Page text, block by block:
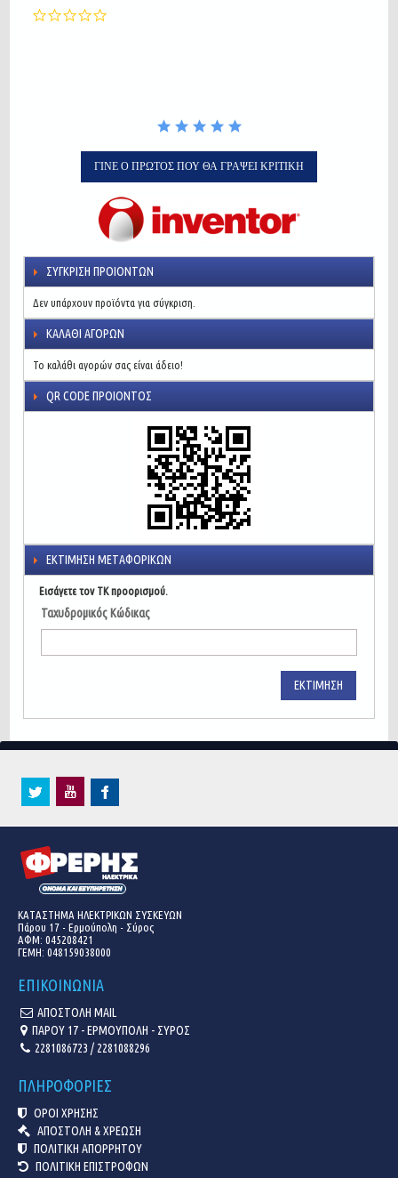
ΓΊΝΕ Ο ΠΡΏΤΟΣ ΠΟΥ ΘΑ ΓΡΆΨΕΙ ΚΡΙΤΙΚΉ
ΣΎΓΚΡΙΣΗ ΠΡΟΙΌΝΤΩΝ
Δεν υπάρχουν προϊόντα για σύγκριση.
ΚΑΛΆΘΙ ΑΓΟΡΏΝ
Το καλάθι αγορών σας είναι άδειο!
QR CODE ΠΡΟΙΌΝΤΟΣ
ΕΚΤΊΜΗΣΗ ΜΕΤΑΦΟΡΙΚΏΝ
Εισάγετε τον ΤΚ προορισμού.
Ταχυδρομικός Κώδικας
ΕΚΤΊΜΗΣΗ
ΚΑΤΑΣΤΗΜΑ ΗΛΕΚΤΡΙΚΩΝ ΣΥΣΚΕΥΩΝ
Πάρου 17 - Ερμούπολη - Σύρος
ΑΦΜ: 045208421
ΓΕΜΗ: 048159038000
ΕΠΙΚΟΙΝΩΝΙΑ
ΑΠΟΣΤΟΛΗ MAIL
ΠΑΡΟΥ 17 - ΕΡΜΟΥΠΟΛΗ - ΣΥΡΟΣ
2281086723 / 2281088296
ΠΛΗΡΟΦΟΡΙΕΣ
ΟΡΟΙ ΧΡΗΣΗΣ
ΑΠΟΣΤΟΛΗ & ΧΡΕΩΣΗ
ΠΟΛΙΤΙΚΗ ΑΠΟΡΡΗΤΟΥ
ΠΟΛΙΤΙΚΗ ΕΠΙΣΤΡΟΦΩΝ